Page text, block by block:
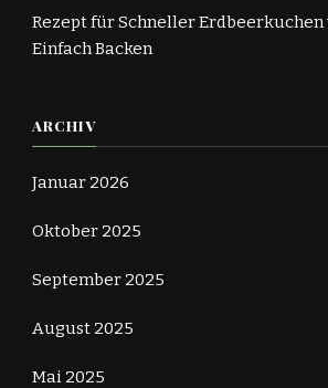
Rezept für Schneller Erdbeerkuchen
Einfach Backen
ARCHIV
Januar 2026
Oktober 2025
September 2025
August 2025
Mai 2025